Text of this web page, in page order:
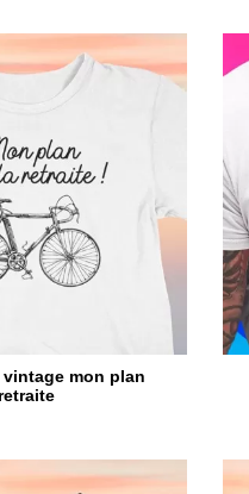
mon plan
retraite